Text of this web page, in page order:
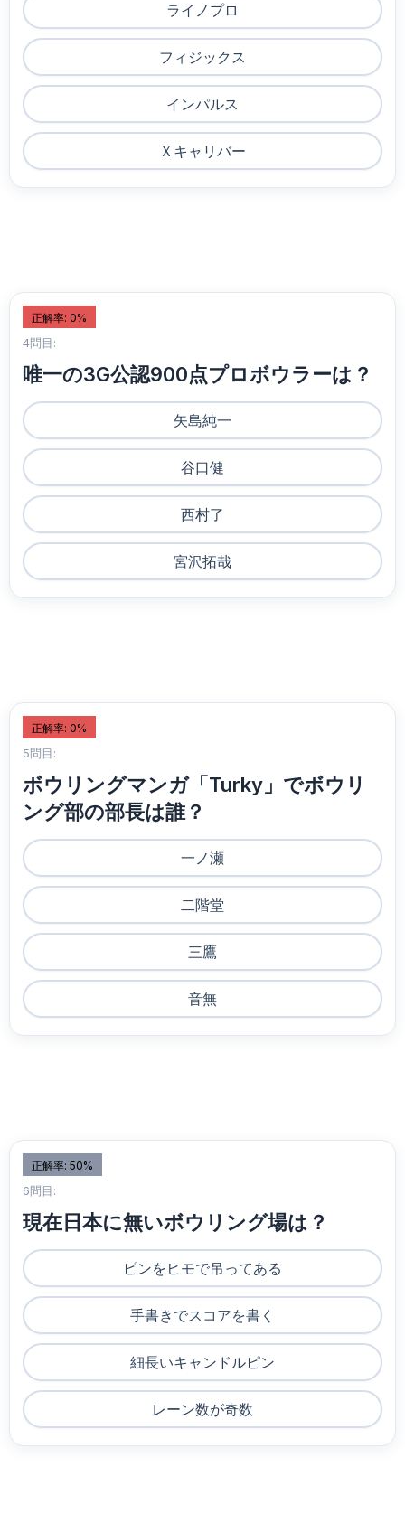
ライノプロ
フィジックス
インパルス
Ｘキャリバー
正解率: 0%
4問目:
唯一の3G公認900点プロボウラーは？
矢島純一
谷口健
西村了
宮沢拓哉
正解率: 0%
5問目:
ボウリングマンガ「Turky」でボウリ
ング部の部長は誰？
一ノ瀬
二階堂
三鷹
音無
正解率: 50%
6問目:
現在日本に無いボウリング場は？
ピンをヒモで吊ってある
手書きでスコアを書く
細長いキャンドルピン
レーン数が奇数